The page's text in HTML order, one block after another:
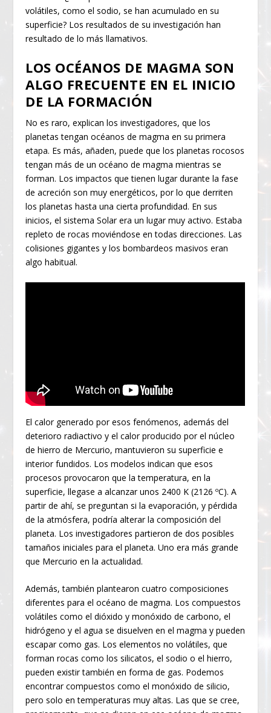
volátiles, como el sodio, se han acumulado en su
superficie? Los resultados de su investigación han
resultado de lo más llamativos.
LOS OCÉANOS DE MAGMA SON
ALGO FRECUENTE EN EL INICIO
DE LA FORMACIÓN
No es raro, explican los investigadores, que los
planetas tengan océanos de magma en su primera
etapa. Es más, añaden, puede que los planetas rocosos
tengan más de un océano de magma mientras se
forman. Los impactos que tienen lugar durante la fase
de acreción son muy energéticos, por lo que derriten
los planetas hasta una cierta profundidad. En sus
inicios, el sistema Solar era un lugar muy activo. Estaba
repleto de rocas moviéndose en todas direcciones. Las
colisiones gigantes y los bombardeos masivos eran
algo habitual.
El calor generado por esos fenómenos, además del
deterioro radiactivo y el calor producido por el núcleo
de hierro de Mercurio, mantuvieron su superficie e
interior fundidos. Los modelos indican que esos
procesos provocaron que la temperatura, en la
superficie, llegase a alcanzar unos 2400 K (2126 ºC). A
partir de ahí, se preguntan si la evaporación, y pérdida
de la atmósfera, podría alterar la composición del
planeta. Los investigadores partieron de dos posibles
tamaños iniciales para el planeta. Uno era más grande
que Mercurio en la actualidad.
Además, también plantearon cuatro composiciones
diferentes para el océano de magma. Los compuestos
volátiles como el dióxido y monóxido de carbono, el
hidrógeno y el agua se disuelven en el magma y pueden
escapar como gas. Los elementos no volátiles, que
forman rocas como los silicatos, el sodio o el hierro,
pueden existir también en forma de gas. Podemos
encontrar compuestos como el monóxido de silicio,
pero solo en temperaturas muy altas. Las que se cree,